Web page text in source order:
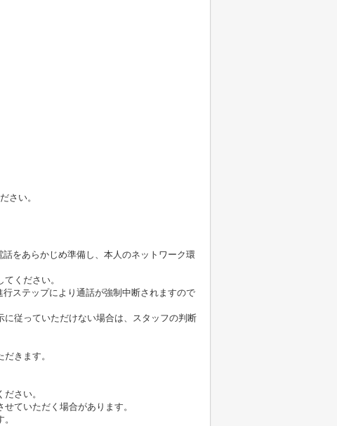
さい。
をあらかじめ準備し、本人のネットワーク環
ください。
ステップにより通話が強制中断されますので
従っていただけない場合は、スタッフの判断
きます。
さい。
ていただく場合があります。